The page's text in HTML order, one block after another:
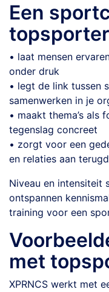
Een
• laat mensen
onder druk
• legt de link tussen
samenwerken in je
• maakt thema’s als
tegenslag concreet
• zorgt voor een
en relaties aan
Niveau en intensiteit
ontspannen
training voor een
met
XPRNCS werkt met